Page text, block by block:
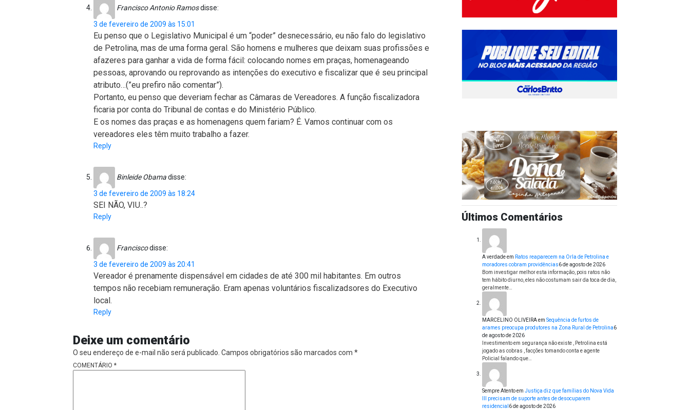
Francisco Antonio Ramosdisse:
3 de fevereiro de 2009 às 15:01
Eu penso que o Legislativo Municipal é um “poder” desnecessário, eu não falo do legislativo
de Petrolina, mas de uma forma geral. São homens e mulheres que deixam suas profissões e
afazeres para ganhar a vida de forma fácil: colocando nomes em praças, homenageando
pessoas, aprovando ou reprovando as intenções do executivo e fiscalizar que é seu principal
atributo…(”eu prefiro não comentar”).
Portanto, eu penso que deveriam fechar as Câmaras de Vereadores. A função fiscalizadora
ficaria por conta do Tribunal de contas e do Ministério Público.
E os nomes das praças e as homenagens quem fariam? É. Vamos continuar com os
vereadores eles têm muito trabalho a fazer.
Reply
Binleide Obamadisse:
3 de fevereiro de 2009 às 18:24
SEI NÃO, VIU..?
Reply
Franciscodisse:
3 de fevereiro de 2009 às 20:41
Vereador é prenamente dispensável em cidades de até 300 mil habitantes. Em outros
tempos não recebiam remuneração. Eram apenas voluntários fiscalizadsores do Executivo
local.
Reply
Deixe um comentário
O seu endereço de e-mail não será publicado. Campos obrigatórios são marcados com *
COMENTÁRIO *
Últimos Comentários
A verdadeem Ratos reaparecem na Orla de Petrolina e
moradores cobram providências6 de agosto de 2026
Bom investigar melhor esta informação, pois ratos não
tem hábito diurno, eles não costumam sair da toca de dia,
geralmente…
MARCELINO OLIVEIRAem Sequência de furtos de
arames preocupa produtores na Zona Rural de Petrolina6
de agosto de 2026
Investimento em segurança não existe , Petrolina está
jogado as cobras , facções tomando conta e agente
Policial falando que…
Sempre Atentoem Justiça diz que famílias do Nova Vida
III precisam de suporte antes de desocuparem
residencial 6 de agosto de 2026